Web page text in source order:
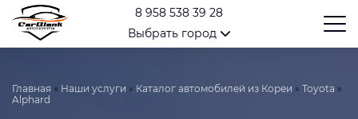
8 958 538 39 28
Выбрать город
Главная » Наши услуги » Каталог автомобилей из Кореи » Toyota »
Alphard